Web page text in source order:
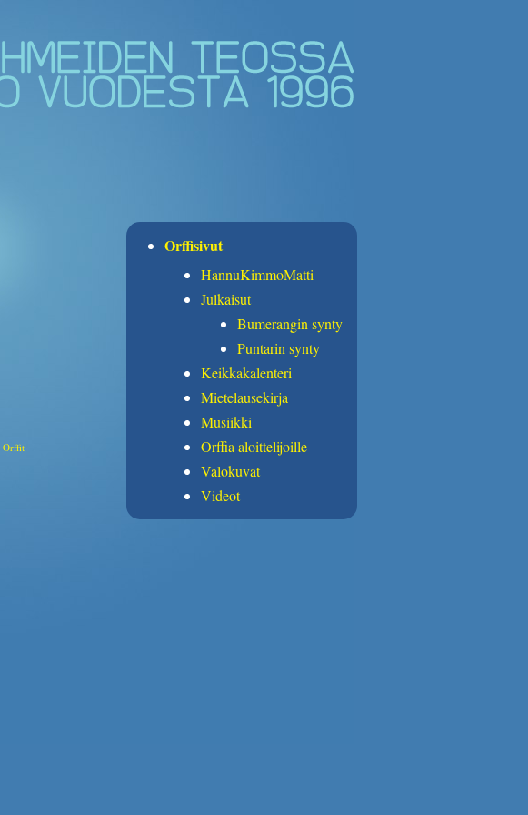
Orffit
Orffisivut
HannuKimmoMatti
Julkaisut
Bumerangin synty
Puntarin synty
Keikkakalenteri
Mietelausekirja
Musiikki
Orffia aloittelijoille
Valokuvat
Videot